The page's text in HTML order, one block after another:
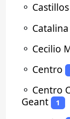
⚬ Castillos
⚬
⚬ Cecilio
⚬ Centro
⚬ Centro
Geant
1